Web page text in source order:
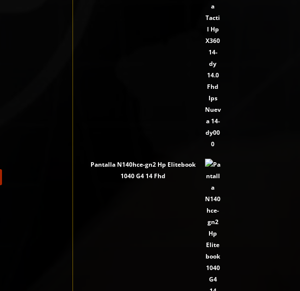
Pantalla N140hce-gn2 Hp Elitebook
1040 G4 14 Fhd